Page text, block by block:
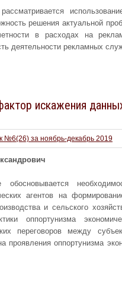
решения актуальной
в расходах на
деятельности рекламных
искажения
№6(26) за ноябрь-декабрь 2019
агентов на
и сельского
оппортунизма
переговоров между
проявления оппортунизма